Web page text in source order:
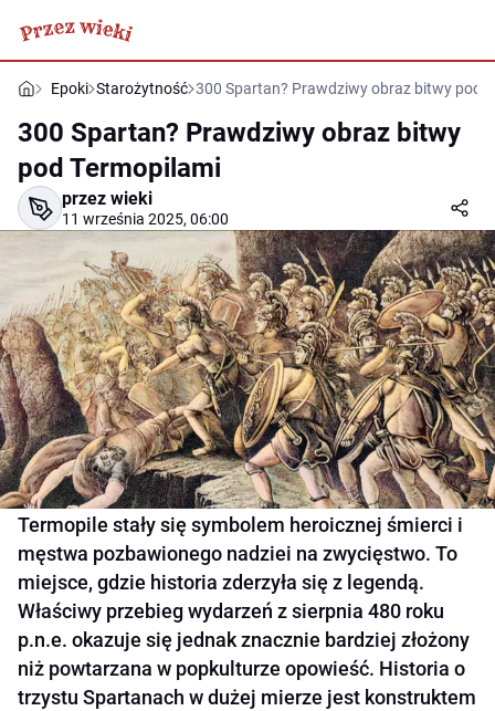
Epoki Starożytność 300 Spartan? Prawdziwy obraz bitwy pod
300 Spartan? Prawdziwy obraz bitwy
pod Termopilami
przez wieki
11 września 2025, 06:00
Termopile stały się symbolem heroicznej śmierci i
męstwa pozbawionego nadziei na zwycięstwo. To
miejsce, gdzie historia zderzyła się z legendą.
Właściwy przebieg wydarzeń z sierpnia 480 roku
p.n.e. okazuje się jednak znacznie bardziej złożony
niż powtarzana w popkulturze opowieść. Historia o
trzystu Spartanach w dużej mierze jest konstruktem